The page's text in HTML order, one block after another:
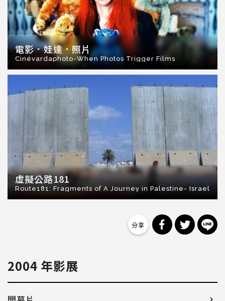
電影．娃達．照片
Cinévardaphoto-When Photos Trigger Films
虛擬公路181
Route181: Fragments of A Journey in Palestine- Israel
分享到分享到
2004 年影展